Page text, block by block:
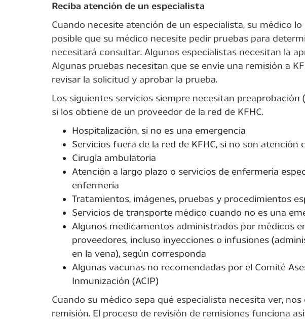
Reciba atención de un especialista
Cuando necesite atención de un especialista, su médico
posible que su médico necesite pedir pruebas para
necesitará consultar. Algunos especialistas necesitan la
Algunas pruebas necesitan que se envíe una remisión a
revisar la solicitud y aprobar la prueba.
Los siguientes servicios siempre necesitan preaprobación
si los obtiene de un proveedor de la red de KFHC.
Hospitalización, si no es una emergencia
Servicios fuera de la red de KFHC, si no son atención
Cirugía ambulatoria
Atención a largo plazo o servicios de enfermería
enfermería
Tratamientos, imágenes, pruebas y procedimientos
Servicios de transporte médico cuando no es una
Algunos medicamentos administrados por médicos
proveedores, incluso inyecciones o infusiones
en la vena), según corresponda
Algunas vacunas no recomendadas por el Comité
Inmunización (ACIP)
Cuando su médico sepa qué especialista necesita ver,
remisión. El proceso de revisión de remisiones funciona